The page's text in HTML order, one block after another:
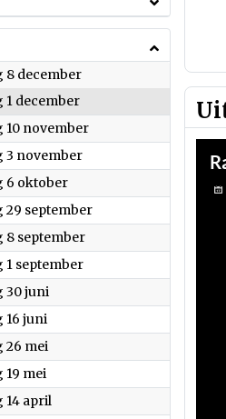
8 december2021
1 december2021
10 november2021
3 november2021
6 oktober2021
29 september2021
8 september2021
1 september2021
30 juni
16 juni
26 mei
19 mei
14 april